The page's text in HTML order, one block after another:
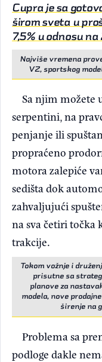
Cupra je sa
širom sveta u
7,5% u odnosu
Najviše vremena
VZ, sportskog
Sa njim možete
serpentini, na
penjanje ili
propraćeno
motora zalepiće
sedišta dok
zahvaljujući
na sva četiri točka
trakcije.
Tokom vožnje i
prisutne sa
planove za
modela, nove
širenje na
Problema sa
podloge dakle